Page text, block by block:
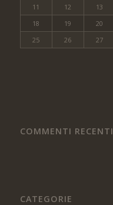
11
12 13
18
19 20
25
26 27
COMMENTI RECENTI
CATEGORIE